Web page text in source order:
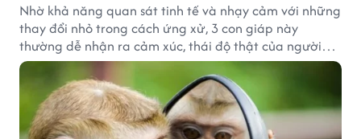
Nhờ khả năng quan sát tinh tế và nhạy cảm với những
thay đổi nhỏ trong cách ứng xử, 3 con giáp này
thường dễ nhận ra cảm xúc, thái độ thật của người
đối diện.